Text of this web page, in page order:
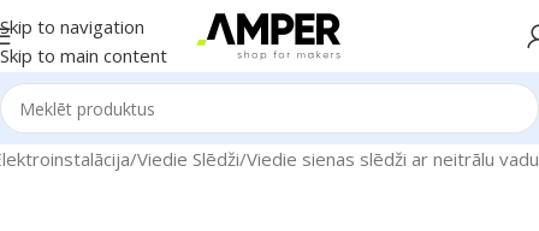
Skip to navigation
Skip to main content
/Viedie Slēdži/Viedie sienas slēdži ar neitrālu vadu